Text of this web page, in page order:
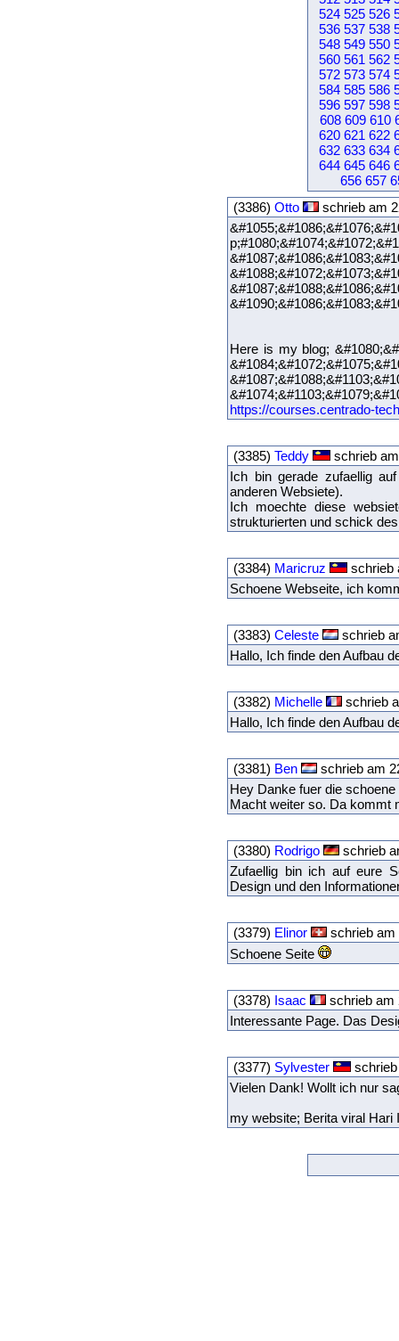
524 525 526
536 537 538
548 549 550
560 561 562
572 573 574
584 585 586
596 597 598
608 609 610
620 621 622
632 633 634
644 645 646
656 657
(3386) Otto
schrieb am
Here is my blog;
https://courses.centrado-
(3385) Teddy
schrieb
Ich bin gerade zufaellig
anderen Websiete).
Ich moechte diese
strukturierten und schick
(3384) Maricruz
schrieb
Schoene Webseite, ich
(3383) Celeste
schrieb
Hallo, Ich finde den Aufbau
(3382) Michelle
schrieb
Hallo, Ich finde den Aufbau
(3381) Ben
schrieb am
Hey Danke fuer die
Macht weiter so. Da kommt
(3380) Rodrigo
schrieb
Zufaellig bin ich auf eure
Design und den
(3379) Elinor
schrieb am
Schoene Seite
(3378) Isaac
schrieb am
Interessante Page. Das
(3377) Sylvester
Vielen Dank! Wollt ich nur
my website; Berita viral Hari